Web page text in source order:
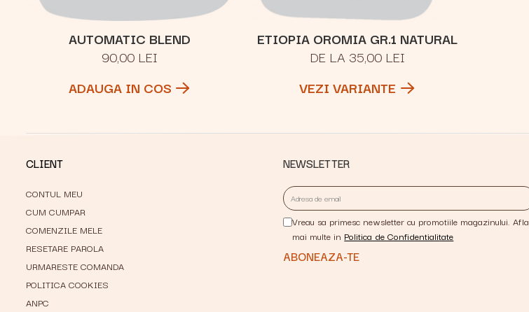
AUTOMATIC BLEND
90,00 LEI
ADAUGA IN COS
ETIOPIA OROMIA GR.1 NATURAL
DE LA 35,00 LEI
VEZI VARIANTE
CLIENT
CONTUL MEU
CUM CUMPAR
COMENZILE MELE
RESETARE PAROLA
URMARESTE COMANDA
POLITICA COOKIES
ANPC
NEWSLETTER
Vreau sa primesc newsletter cu promotiile magazinului. Afla
mai multe in Politica de Confidentialitate